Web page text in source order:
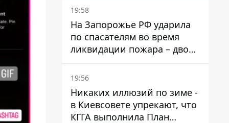
19:58
На Запорожье РФ ударила
по спасателям во время
ликвидации пожара – двое
раненых
19:56
Никаких иллюзий по зиме -
в Киевсовете упрекают, что
КГГА выполнила План